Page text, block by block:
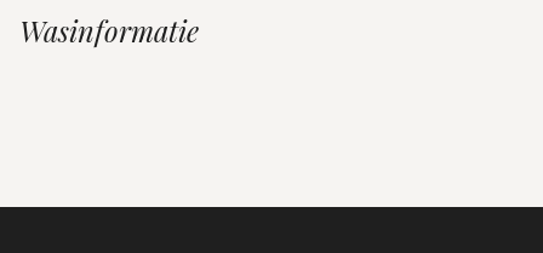
Wasinformatie